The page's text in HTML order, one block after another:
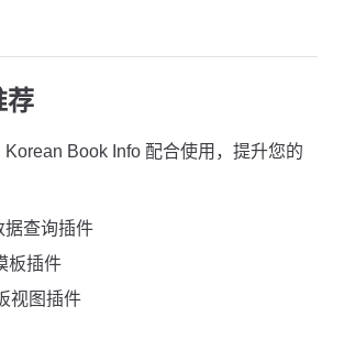
荐
Korean Book Info 配合使用，提升您的
据查询插件
板插件
视图插件